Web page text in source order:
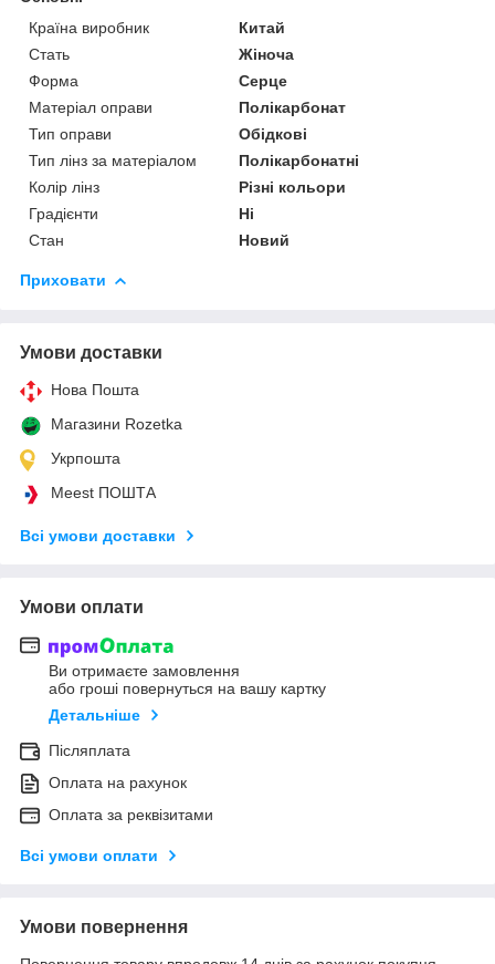
Країна виробник
Китай
Стать
Жіноча
Форма
Серце
Матеріал оправи
Полікарбонат
Тип оправи
Обідкові
Тип лінз за матеріалом
Полікарбонатні
Колір лінз
Різні кольори
Градієнти
Ні
Стан
Новий
Приховати
Умови доставки
Нова Пошта
Магазини Rozetka
Укрпошта
Meest ПОШТА
Всі умови доставки
Умови оплати
Ви отримаєте замовлення
або гроші повернуться на вашу картку
Детальніше
Післяплата
Оплата на рахунок
Оплата за реквізитами
Всі умови оплати
Умови повернення